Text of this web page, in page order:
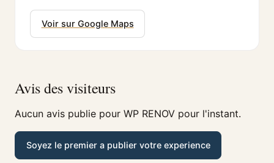
Voir sur Google Maps
Avis des visiteurs
Aucun avis publie pour WP RENOV pour l'instant.
Soyez le premier a publier votre experience